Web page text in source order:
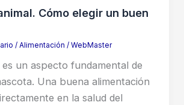
Cómo elegir un buen
/ Alimentación / WebMaster
un aspecto fundamental de
Una buena alimentación
en la salud del